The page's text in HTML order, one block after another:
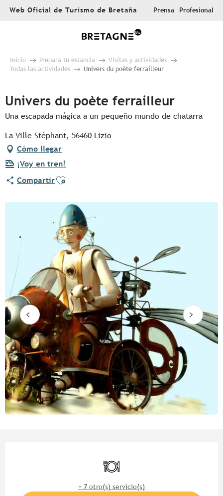
AllerWeb Oficial de Turismo de Bretaña Prensa Profesional
Inicio Prepara tu estancia
Visitas y actividades
Todas las actividades
Univers du poète ferrailleur
Univers du poète ferrailleur
Una escapada mágica a un pequeño mundo de chatarra
La Ville Stéphant, 56460 Lizio
Cómo llegar
¡Voy en tren!
CompartirAjouter aux favoris
Restaurante
+ 7 otro(s) servicio(s)